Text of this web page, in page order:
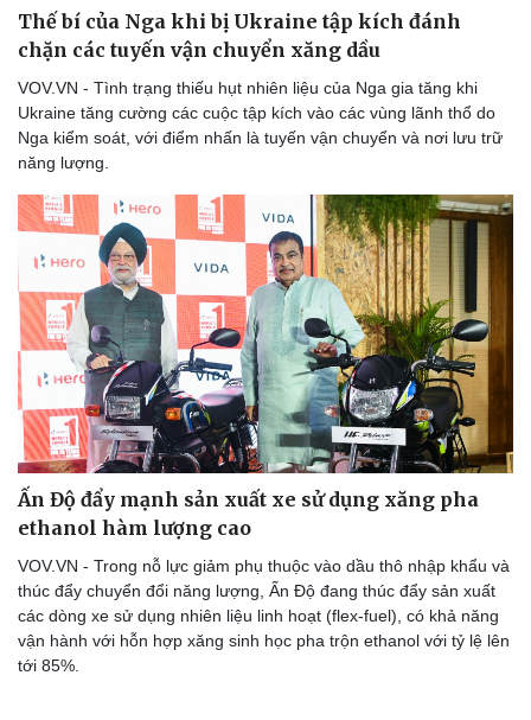
Doanh nghiệp
Thông tin doanh nghiệp
Doanh nghiệp 24h
Doanh nhân
Vì cộng đồng
Công nghệ
Sành điệu
Trải nghiệm
Chuyển đổi số
Thế bí của Nga khi bị Ukraine tập kích đánh
chặn các tuyến vận chuyển xăng dầu
VOV.VN - Tình trạng thiếu hụt nhiên liệu của Nga gia tăng khi
Ukraine tăng cường các cuộc tập kích vào các vùng lãnh thổ do
Nga kiểm soát, với điểm nhấn là tuyến vận chuyển và nơi lưu trữ
năng lượng.
Ấn Độ đẩy mạnh sản xuất xe sử dụng xăng pha
ethanol hàm lượng cao
VOV.VN - Trong nỗ lực giảm phụ thuộc vào dầu thô nhập khẩu và
thúc đẩy chuyển đổi năng lượng, Ấn Độ đang thúc đẩy sản xuất
các dòng xe sử dụng nhiên liệu linh hoạt (flex-fuel), có khả năng
vận hành với hỗn hợp xăng sinh học pha trộn ethanol với tỷ lệ lên
tới 85%.